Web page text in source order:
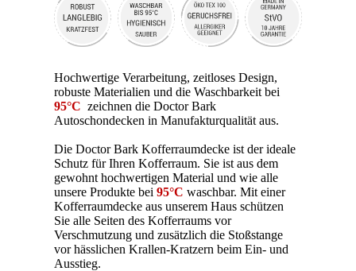
Hochwertige Verarbeitung, zeitloses Design,
robuste Materialien und die Waschbarkeit bei
95°C zeichnen die Doctor Bark
Autoschondecken in Manufakturqualität aus.
Die Doctor Bark Kofferraumdecke ist der ideale
Schutz für Ihren Kofferraum. Sie ist aus dem
gewohnt hochwertigen Material und wie alle
unsere Produkte bei 95°C waschbar. Mit einer
Kofferraumdecke aus unserem Haus schützen
Sie alle Seiten des Kofferraums vor
Verschmutzung und zusätzlich die Stoßstange
vor hässlichen Krallen-Kratzern beim Ein- und
Ausstieg.